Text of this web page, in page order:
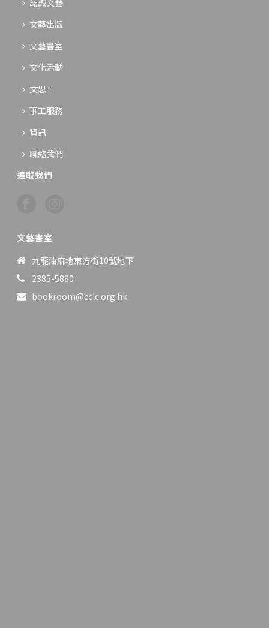
文藝出版
文藝書室
文化活動
文思+
事工服務
資訊
聯絡我們
追蹤我們
文藝書室
九龍油麻地東方街10號地下
2385-5880
bookroom@cclc.org.hk